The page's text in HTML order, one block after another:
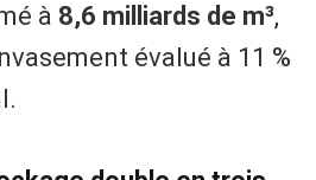
à 8,6 milliards de m³,
évalué à 11 %